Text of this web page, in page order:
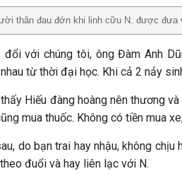
thân đau đớn khi linh cữu N. được đưa
đổi với chúng tôi, ông Đàm Anh
từ thời đại học. Khi cả 2 nảy
thấy Hiếu đàng hoàng nên thương
mua thuốc. Không có tiền mua
do bạn trai hay nhậu, không chịu
đuổi và hay liên lạc với N.